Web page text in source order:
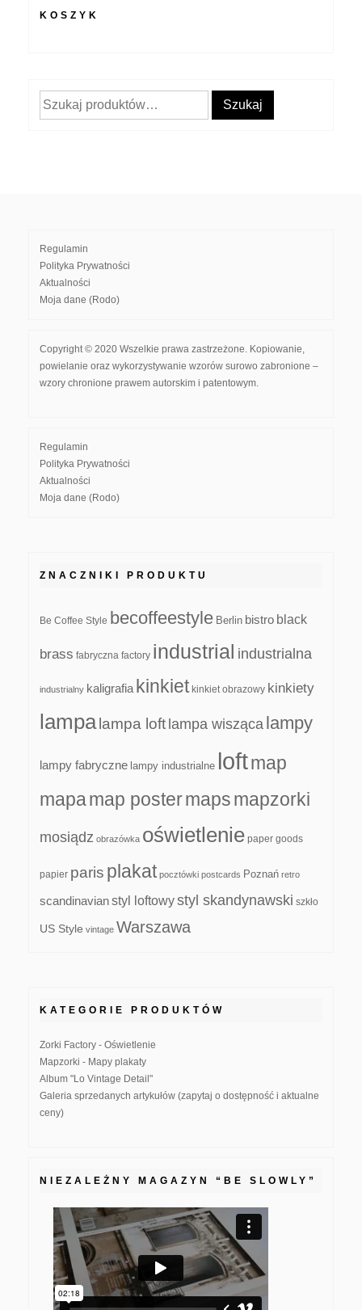
KOSZYK
Szukaj: Szukaj
Regulamin
Polityka Prywatności
Aktualności
Moja dane (Rodo)
Copyright © 2020 Wszelkie prawa zastrzeżone. Kopiowanie,
powielanie oraz wykorzystywanie wzorów surowo zabronione –
wzory chronione prawem autorskim i patentowym.
Regulamin
Polityka Prywatności
Aktualności
Moja dane (Rodo)
ZNACZNIKI PRODUKTU
Be Coffee Style becoffeestyle Berlin bistro black
brass fabryczna factory industrial industrialna
industrialny kaligrafia kinkiet kinkiet obrazowy kinkiety
lampa lampa loft lampa wisząca lampy
lampy fabryczne lampy industrialne loftmap
mapamap postermapsmapzorki
mosiądz obrazówka oświetlenie paper goods
papier paris plakat pocztówki postcards Poznań retro
scandinavianstyl loftowystyl skandynawski szkło
US Style vintage Warszawa
KATEGORIE PRODUKTÓW
Zorki Factory - Oświetlenie
Mapzorki - Mapy plakaty
Album "Lo Vintage Detail"
Galeria sprzedanych artykułów (zapytaj o dostępność i aktualne
ceny)
NIEZALEŻNY MAGAZYN “BE SLOWLY”